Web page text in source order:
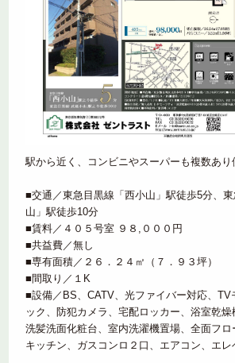
駅から近く、コンビニやスーパーも複数あり
■交通／東急目黒線「西小山」駅徒歩5分、
山」駅徒歩10分
■賃料／４０５号室 ９８,０００円
■共益費／無し
■専有面積／２６．２４㎡（７．９３坪）
■間取り／１K
■設備／BS、CATV、光ファイバー対応、TV
ック、防犯カメラ、宅配ロッカー、浴室乾燥
洗髪洗面化粧台、室内洗濯機置場、全面フ
キッチン、ガスコンロ２口、エアコン、エレ